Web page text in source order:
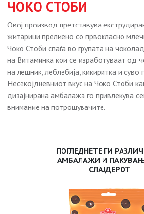
ЧОКО СТОБИ
Овој производ претставува
житарици прелиено со првокласно
Чоко Стоби спаѓа во групата на
на Витаминка кои се изработуваат од
на лешник, леблебија, кикиритка и суво
Несекојдневниот вкус на Чоко Стоби
дизајнирана амбалажа го привлекува
внимание на потрошувачите.
ПОГЛЕДНЕТЕ ГИ
АМБАЛАЖИ И
СЛАЈДЕРОТ